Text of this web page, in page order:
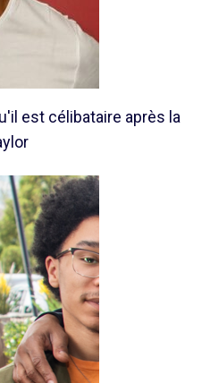
est célibataire après la